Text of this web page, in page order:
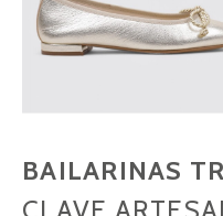
BAILARINAS